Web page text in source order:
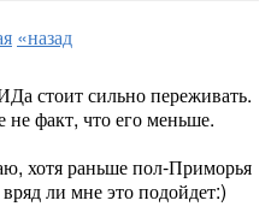
«назад
стоит сильно переживать.
не факт, что его меньше.
хотя раньше пол-Приморья
ли мне это подойдет:)